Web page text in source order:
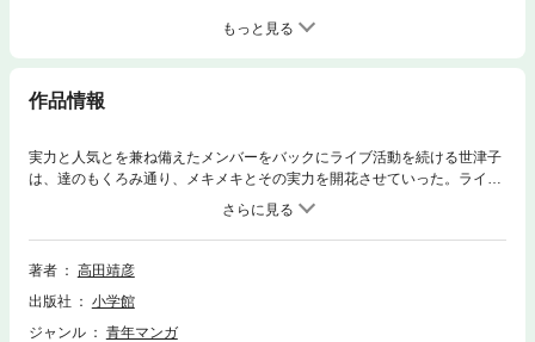
もっと見る
作品情報
実力と人気とを兼ね備えたメンバーをバックにライブ活動を続ける世津子
は、達のもくろみ通り、メキメキとその実力を開花させていった。ライブ
動員数もカセットの売り上げも好調で、確かな手応えを感じてはいるもの
の、達の心中はどこかすっきりとしない。というのも、今後どのように世
津子をデビューさせればいいのか、その答えを見出せずにいたからだっ
た。そんなある日、いつものように世津子のライブを観にでかけた達は、
した演歌の大御所・稲城壮一、その人だった！！
著者
高田靖彦
出版社
小学館
ジャンル
青年マンガ